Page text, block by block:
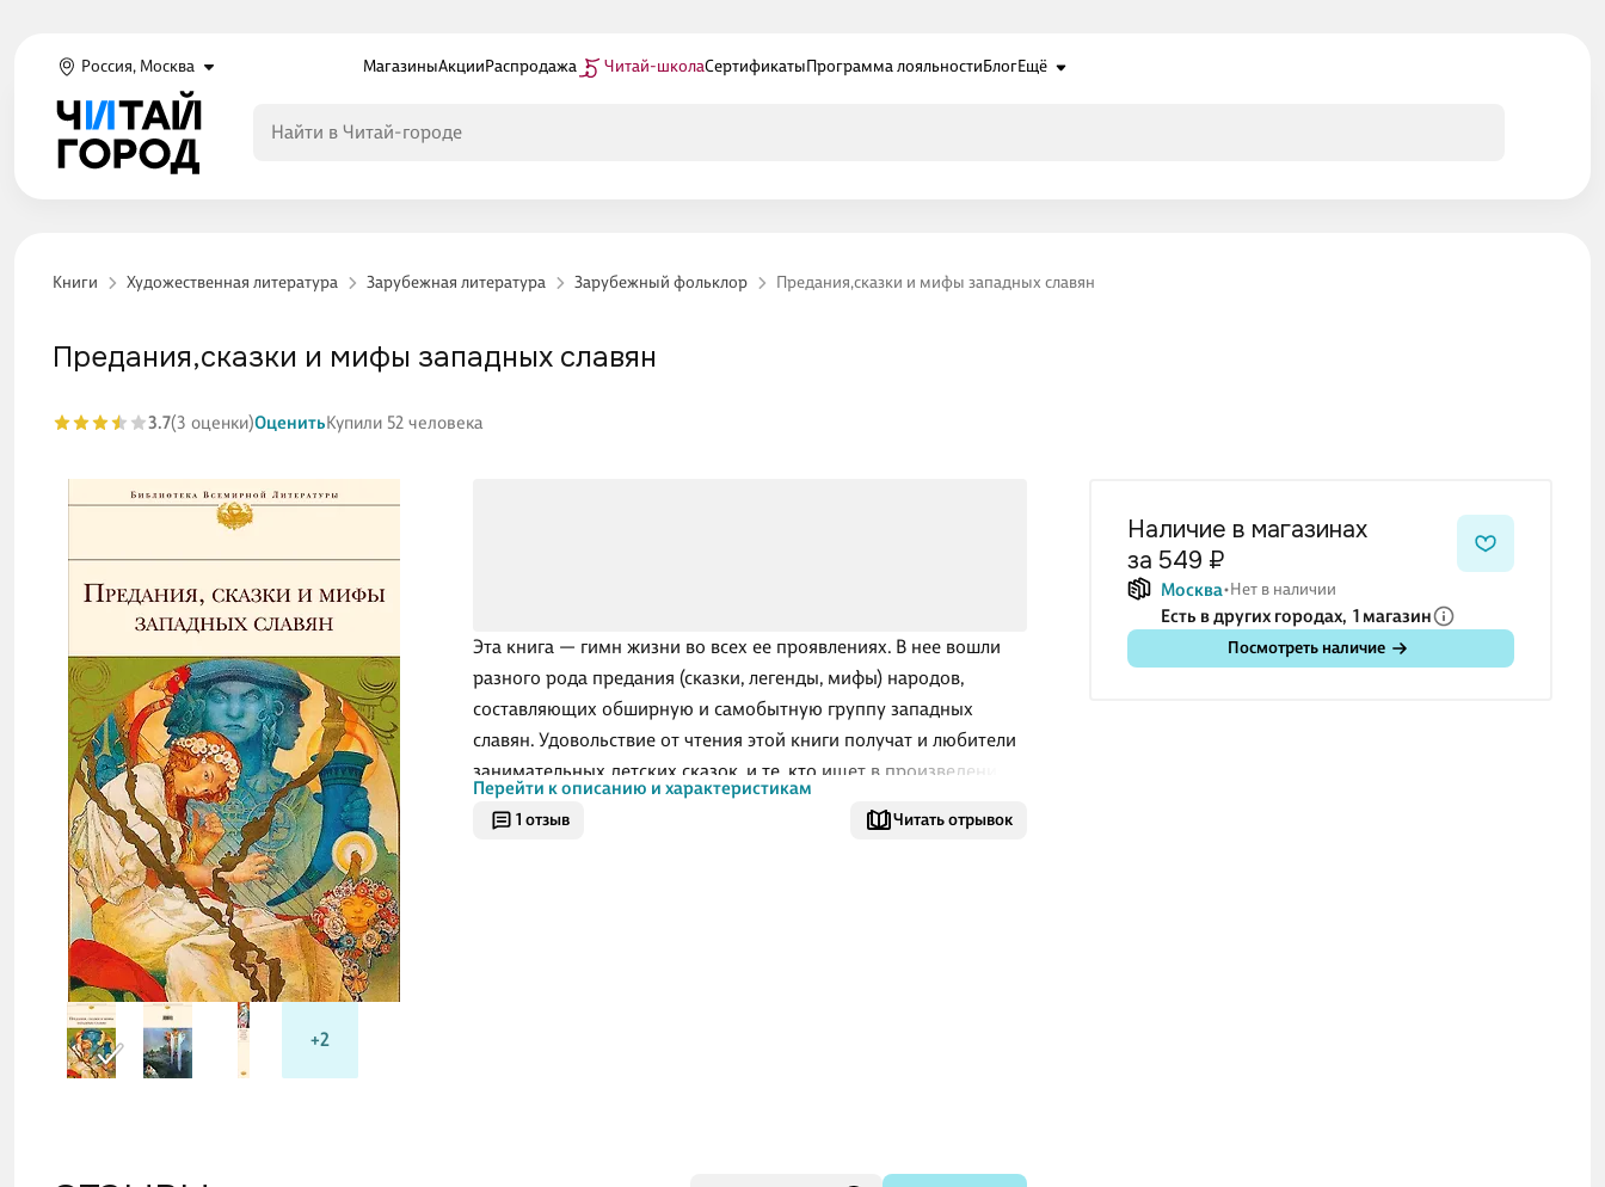
Россия, Москва МагазиныАкцииРаспродажа Читай-школаСертификатыПрограмма лояльностиБлогЕщё
Книги Художественная литература Зарубежная литература Зарубежный фольклор Предания,сказки и мифы западных славян
+2
1 отзыв Читать отрывок
Эта книга — гимн жизни во всех ее проявлениях. В нее вошли
разного рода предания (сказки, легенды, мифы) народов,
составляющих обширную и самобытную группу западных
славян. Удовольствие от чтения этой книги получат и любители
занимательных детских сказок, и те, кто ищет в произведениях
фольклора поучительные наставления, основанные на
многовековом опыте, и приверженцы хоррора — историй,
Перейти к описанию и характеристикам
Предания,сказки и мифы западных славян
3.7(3 оценки)ОценитьКупили 52 человека
Наличие в магазинах
за 549 ₽
Москва Нет в наличии
Есть в других городах, 1 магазин
Посмотреть наличие